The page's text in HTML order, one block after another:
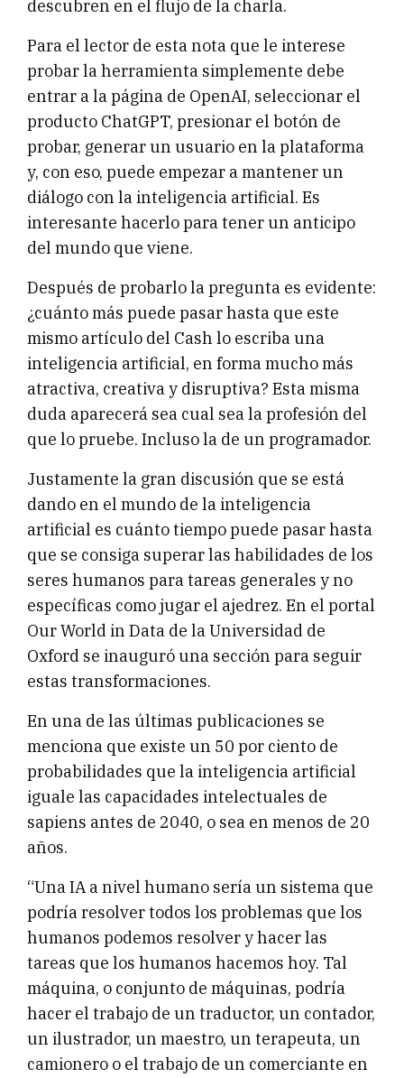
descubren en el flujo de la charla.
Para el lector de esta nota que le interese
probar la herramienta simplemente debe
entrar a la página de OpenAI, seleccionar el
producto ChatGPT, presionar el botón de
probar, generar un usuario en la plataforma
y, con eso, puede empezar a mantener un
diálogo con la inteligencia artificial. Es
interesante hacerlo para tener un anticipo
del mundo que viene.
Después de probarlo la pregunta es evidente:
¿cuánto más puede pasar hasta que este
mismo artículo del Cash lo escriba una
inteligencia artificial, en forma mucho más
atractiva, creativa y disruptiva? Esta misma
duda aparecerá sea cual sea la profesión del
que lo pruebe. Incluso la de un programador.
Justamente la gran discusión que se está
dando en el mundo de la inteligencia
artificial es cuánto tiempo puede pasar hasta
que se consiga superar las habilidades de los
seres humanos para tareas generales y no
específicas como jugar el ajedrez. En el portal
Our World in Data de la Universidad de
Oxford se inauguró una sección para seguir
estas transformaciones.
En una de las últimas publicaciones se
menciona que existe un 50 por ciento de
probabilidades que la inteligencia artificial
iguale las capacidades intelectuales de
sapiens antes de 2040, o sea en menos de 20
años.
“Una IA a nivel humano sería un sistema que
podría resolver todos los problemas que los
humanos podemos resolver y hacer las
tareas que los humanos hacemos hoy. Tal
máquina, o conjunto de máquinas, podría
hacer el trabajo de un traductor, un contador,
un ilustrador, un maestro, un terapeuta, un
camionero o el trabajo de un comerciante en